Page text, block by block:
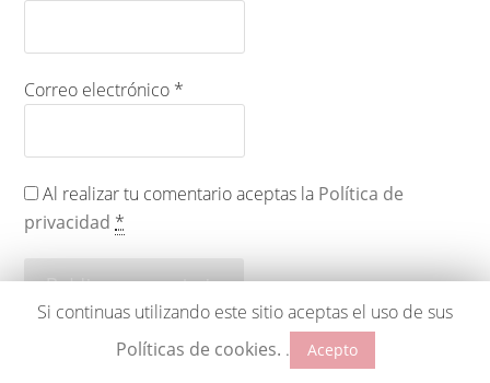
Correo electrónico *
Al realizar tu comentario aceptas la Política de
privacidad *
Si continuas utilizando este sitio aceptas el uso de sus
Políticas de cookies. . Acepto